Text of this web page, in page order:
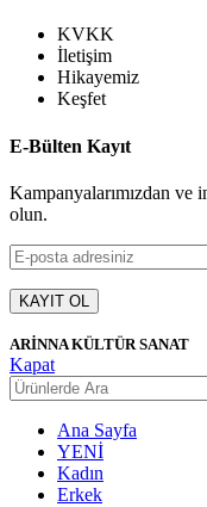
KVKK
İletişim
Hikayemiz
Keşfet
E-Bülten Kayıt
Kampanyalarımızdan
olun.
ARİNNA KÜLTÜR SANAT
Kapat
Ana Sayfa
YENİ
Kadın
Erkek